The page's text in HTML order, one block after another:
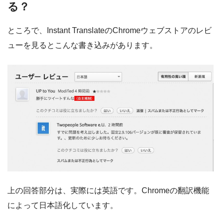
る？
ところで、Instant TranslateのChromeウェブストアのレビ
ューを見るとこんな書き込みがあります。
上の回答部分は、実際には英語です。Chromeの翻訳機能
によって日本語化しています。